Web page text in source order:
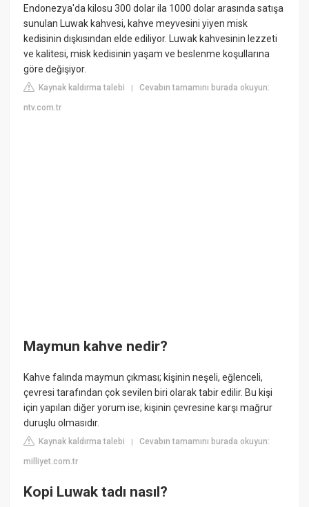
Endonezya'da kilosu 300 dolar ila 1000 dolar arasında satışa
sunulan Luwak kahvesi, kahve meyvesini yiyen misk
kedisinin dışkısından elde ediliyor. Luwak kahvesinin lezzeti
ve kalitesi, misk kedisinin yaşam ve beslenme koşullarına
göre değişiyor.
Kaynak kaldırma talebi |Cevabın tamamını burada okuyun:
ntv.com.tr
Maymun kahve nedir?
Kahve falında maymun çıkması; kişinin neşeli, eğlenceli,
çevresi tarafından çok sevilen biri olarak tabir edilir. Bu kişi
için yapılan diğer yorum ise; kişinin çevresine karşı mağrur
duruşlu olmasıdır.
Kaynak kaldırma talebi |Cevabın tamamını burada okuyun:
milliyet.com.tr
Kopi Luwak tadı nasıl?